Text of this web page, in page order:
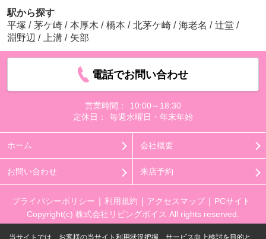
駅から探す
平塚 / 茅ケ崎 / 本厚木 / 橋本 / 北茅ケ崎 / 海老名 / 辻堂 /
淵野辺 / 上溝 / 矢部
電話でお問い合わせ
営業時間：
10:00～18:30
定休日：
毎週水曜日・年末年始
ホーム 会社概要
お問い合わせ 来店予約
プライバシーポリシー 利用規約 アクセスマップ
PCサイト
Copyright(c) 株式会社リビングボイス All rights reserved.
当サイトでは、お客様の当サイト利用状況把握、サービス向上検討を目的と